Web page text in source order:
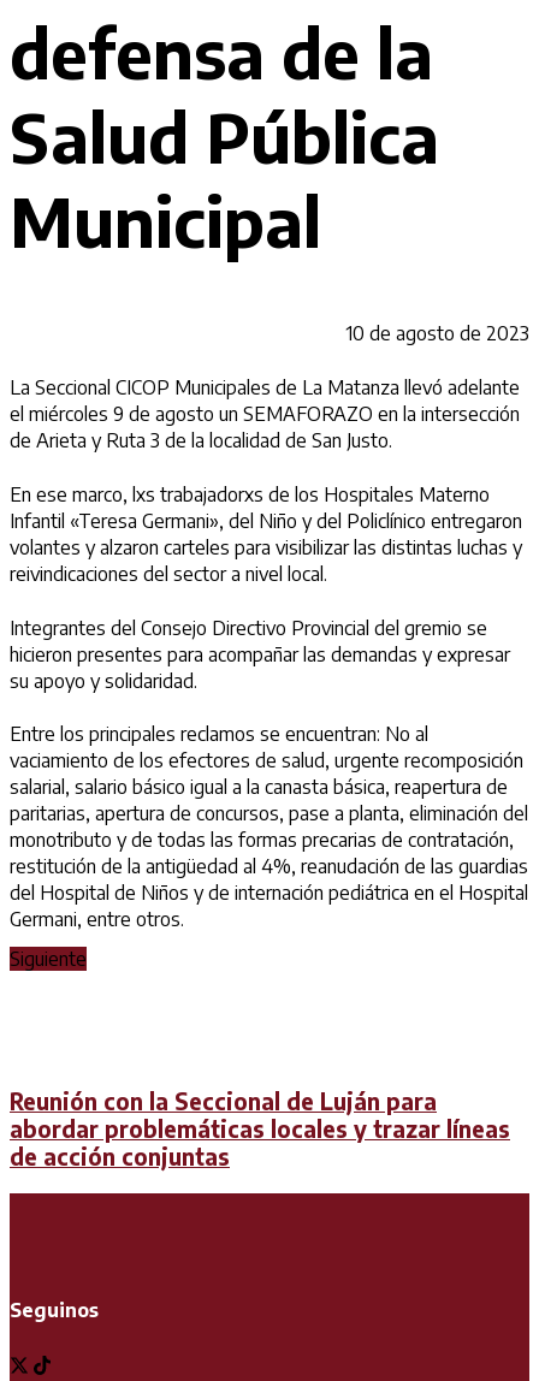
defensa de la
Salud Pública
Municipal
10 de agosto de 2023
La Seccional CICOP Municipales de La Matanza llevó adelante
el miércoles 9 de agosto un SEMAFORAZO en la intersección
de Arieta y Ruta 3 de la localidad de San Justo.
En ese marco, lxs trabajadorxs de los Hospitales Materno
Infantil «Teresa Germani», del Niño y del Policlínico entregaron
volantes y alzaron carteles para visibilizar las distintas luchas y
reivindicaciones del sector a nivel local.
Integrantes del Consejo Directivo Provincial del gremio se
hicieron presentes para acompañar las demandas y expresar
su apoyo y solidaridad.
Entre los principales reclamos se encuentran: No al
vaciamiento de los efectores de salud, urgente recomposición
salarial, salario básico igual a la canasta básica, reapertura de
paritarias, apertura de concursos, pase a planta, eliminación del
monotributo y de todas las formas precarias de contratación,
restitución de la antigüedad al 4%, reanudación de las guardias
del Hospital de Niños y de internación pediátrica en el Hospital
Germani, entre otros.
Siguiente
Reunión con la Seccional de Luján para
abordar problemáticas locales y trazar líneas
de acción conjuntas
Seguinos